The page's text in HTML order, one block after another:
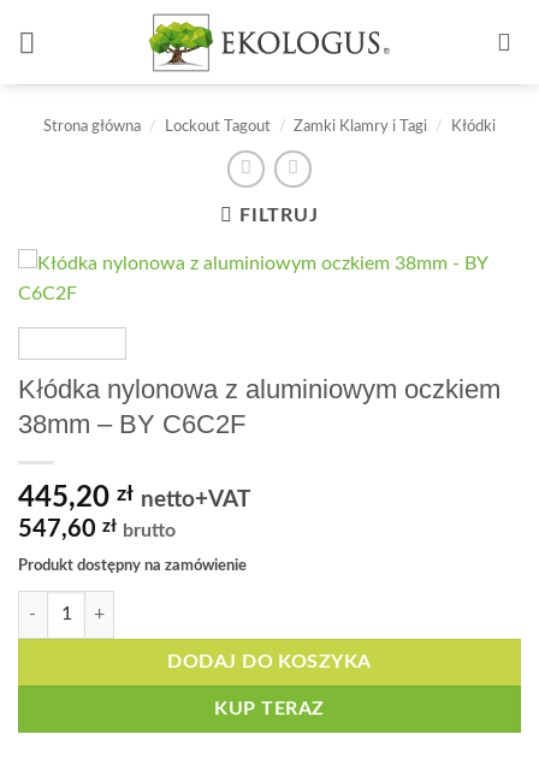
Strona główna / Lockout Tagout / Zamki Klamry i Tagi / Kłódki
FILTRUJ
Kłódka nylonowa z aluminiowym oczkiem
38mm – BY C6C2F
445,20 zł netto+VAT
547,60 zł brutto
Produkt dostępny na zamówienie
ilość Kłódka nylonowa z aluminiowym oczkiem 38mm - BY C6C2F
DODAJ DO KOSZYKA
KUP TERAZ